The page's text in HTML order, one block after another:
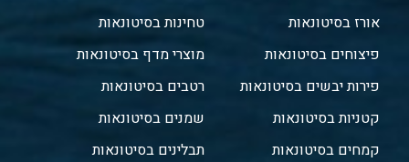
אורז בסיטונאות
פיצוחים בסיטונאות
פירות יבשים בסיטונאות
קטניות בסיטונאות
קמחים בסיטונאות
טחינות בסיטונאות
מוצרי מדף בסיטונאות
רטבים בסיטונאות
שמנים בסיטונאות
תבלינים בסיטונאות